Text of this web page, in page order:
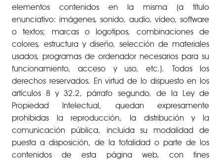
elementos contenidos en la misma (a título
enunciativo: imágenes, sonido, audio, vídeo, software
o textos; marcas o logotipos, combinaciones de
colores, estructura y diseño, selección de materiales
usados, programas de ordenador necesarios para su
funcionamiento, acceso y uso, etc.). Todos los
derechos reservados. En virtud de lo dispuesto en los
artículos 8 y 32.2, párrafo segundo, de la Ley de
Propiedad Intelectual, quedan expresamente
prohibidas la reproducción, la distribución y la
comunicación pública, incluida su modalidad de
puesta a disposición, de la totalidad o parte de los
contenidos de esta página web, con fines